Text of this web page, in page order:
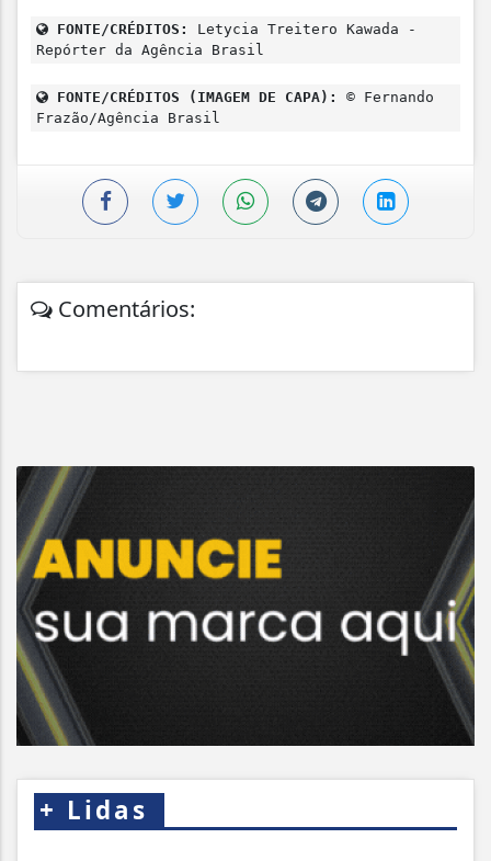
FONTE/CRÉDITOS:
Letycia Treitero Kawada -
Repórter da Agência Brasil
FONTE/CRÉDITOS (IMAGEM DE CAPA):
© Fernando
Frazão/Agência Brasil
Comentários:
+ Lidas